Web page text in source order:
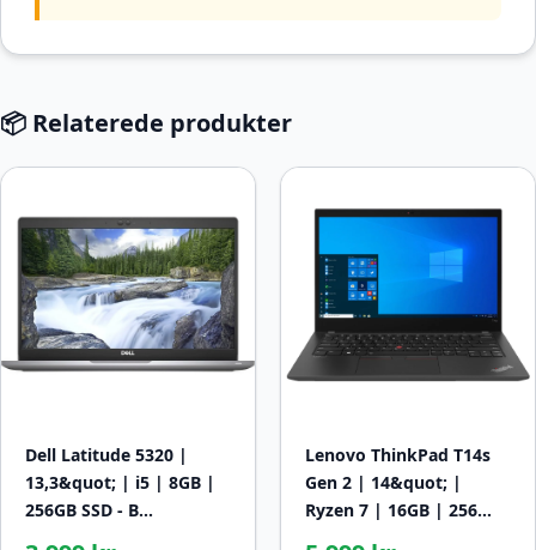
📦 Relaterede produkter
Dell Latitude 5320 |
13,3&quot; | i5 | 8GB |
256GB SSD - B…
Lenovo ThinkPad T14s
Gen 2 | 14&quot; |
Ryzen 7 | 16GB | 256…